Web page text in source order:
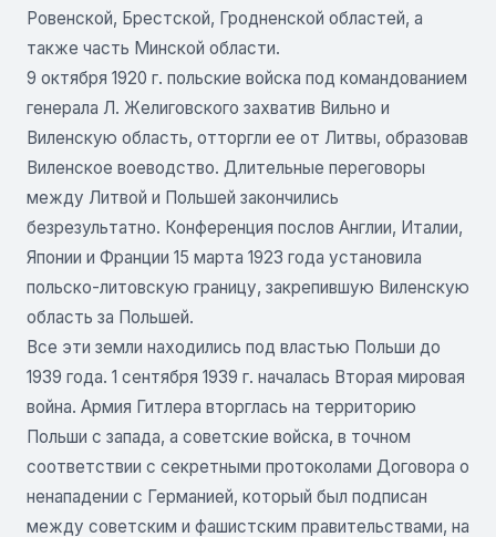
Ровенской, Брестской, Гродненской областей, а
также часть Минской области.
9 октября 1920 г. польские войска под командованием
генерала Л. Желиговского захватив Вильно и
Виленскую область, отторгли ее от Литвы, образовав
Виленское воеводство. Длительные переговоры
между Литвой и Польшей закончились
безрезультатно. Конференция послов Англии, Италии,
Японии и Франции 15 марта 1923 года установила
польско-литовскую границу, закрепившую Виленскую
область за Польшей.
Все эти земли находились под властью Польши до
1939 года. 1 сентября 1939 г. началась Вторая мировая
война. Армия Гитлера вторглась на территорию
Польши с запада, а советские войска, в точном
соответствии с секретными протоколами Договора о
ненападении с Германией, который был подписан
между советским и фашистским правительствами, на